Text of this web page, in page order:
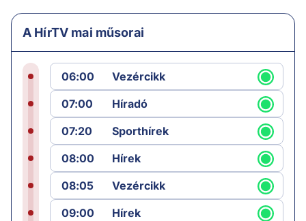
A HírTV mai műsorai
06:00
Vezércikk
07:00
Híradó
07:20
Sporthírek
08:00
Hírek
08:05
Vezércikk
09:00
Hírek